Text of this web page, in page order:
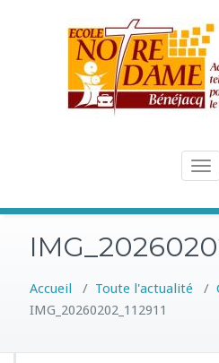
Accueil / Toute l'actualité /
IMG_20260202_112911